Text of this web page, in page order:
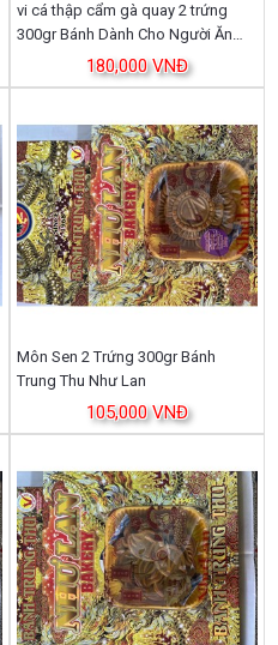
vi cá thập cẩm gà quay 2 trứng
300gr Bánh Dành Cho Người Ăn
kiên Bánh Trung Thu Như Lan
180,000 VNĐ
Môn Sen 2 Trứng 300gr Bánh
Trung Thu Như Lan
105,000 VNĐ